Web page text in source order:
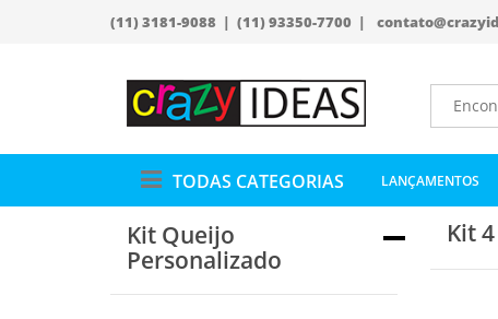
(11) 3181-9088 | (11) 93350-7700 |
TODAS CATEGORIAS LANÇAMENTOS
Kit Queijo
Personalizado
Kit